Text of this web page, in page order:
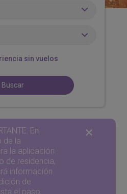
sin vuelos
Buscar
En
de la
la aplicación
de residencia,
información
de
el paso